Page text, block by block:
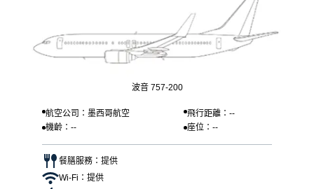
波音 757-200
航空公司：墨西哥航空
飛行距離：--
機齡：--
座位：--
餐膳服務：提供
Wi-Fi：提供